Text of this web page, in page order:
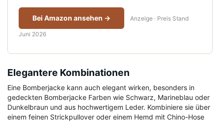
Bei Amazon ansehen → Anzeige · Preis Stand
Juni 2026
Elegantere Kombinationen
Eine Bomberjacke kann auch elegant wirken, besonders in
gedeckten Bomberjacke Farben wie Schwarz, Marineblau oder
Dunkelbraun und aus hochwertigem Leder. Kombiniere sie über
einem feinen Strickpullover oder einem Hemd mit Chino-Hose